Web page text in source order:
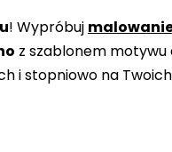
! Wypróbuj
z szablonem
i stopniowo na